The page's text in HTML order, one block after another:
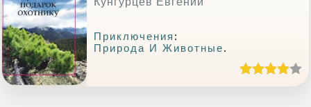
Приключения :
Природа И Животные.